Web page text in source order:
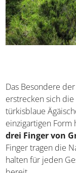
Das Besondere
erstrecken sich
türkisblaue
einzigartigen
„die drei Finger
drei Finger tragen
Athos und halten
besondere